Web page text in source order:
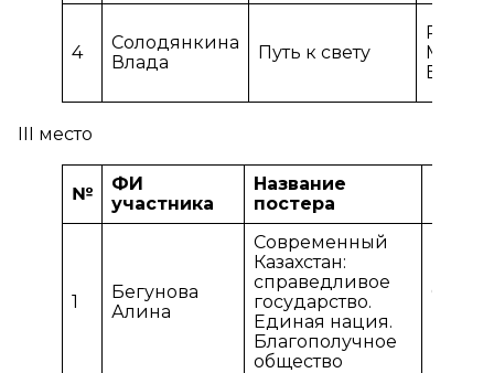
4
Солодянкина
Влада
Путь к свету
III место
№
ФИ
участника
Название
постера
1
Бегунова
Алина
Современный
Казахстан:
справедливое
государство.
Единая нация.
Благополучное
общество